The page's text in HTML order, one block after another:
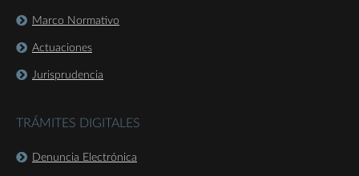
Marco Normativo
Actuaciones
Jurisprudencia
TRÁMITES DIGITALES
Denuncia Electrónica